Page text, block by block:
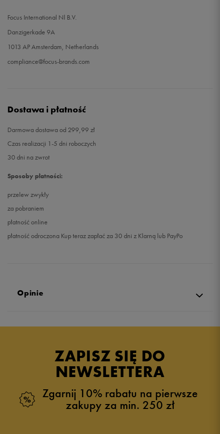
Focus International Nl B.V.
Danzigerkade 9A
1013 AP Amsterdam, Netherlands
compliance@focus-brands.com
Dostawa i płatność
Darmowa dostawa od 299,99 zł
Czas realizacji 1-5 dni roboczych
30 dni na zwrot
Sposoby płatności:
przelew zwykły
za pobraniem
płatność online
płatność odroczona Kup teraz zapłać za 30 dni z Klarną lub PayPo
Opinie
ZAPISZ SIĘ DO
NEWSLETTERA
Zgarnij 10% rabatu na pierwsze
zakupy za min. 250 zł